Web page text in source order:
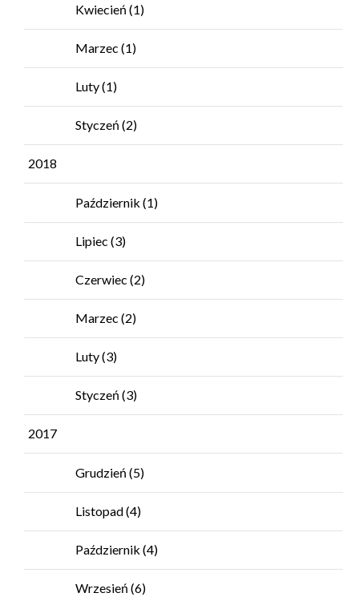
Kwiecień (1)
Marzec (1)
Luty(1)
Styczeń (2)
2018
Październik (1)
Lipiec (3)
Czerwiec (2)
Marzec (2)
Luty(3)
Styczeń (3)
2017
Grudzień (5)
Listopad(4)
Październik (4)
Wrzesień (6)